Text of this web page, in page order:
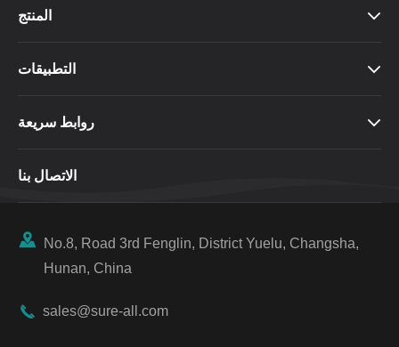
المنتج 
التطبيقات 
روابط سريعة 
الاتصال بنا

No.8, Road 3rd Fenglin, District Yuelu, Changsha,
Hunan, China
 sales@sure-all.com